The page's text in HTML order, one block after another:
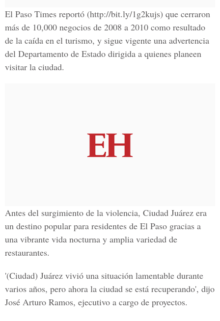
El Paso Times reportó (http://bit.ly/1g2kujs) que cerraron
más de 10,000 negocios de 2008 a 2010 como resultado
de la caída en el turismo, y sigue vigente una advertencia
del Departamento de Estado dirigida a quienes planeen
visitar la ciudad.
Antes del surgimiento de la violencia, Ciudad Juárez era
un destino popular para residentes de El Paso gracias a
una vibrante vida nocturna y amplia variedad de
restaurantes.
'(Ciudad) Juárez vivió una situación lamentable durante
varios años, pero ahora la ciudad se está recuperando', dijo
José Arturo Ramos, ejecutivo a cargo de proyectos.